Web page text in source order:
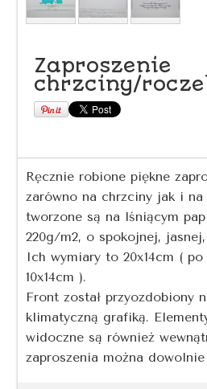
Zaproszenie
chrzciny/
Ręcznie robione piękne
zarówno na chrzciny jak i na
tworzone są na lśniącym
220g/m2, o spokojnej,
Ich wymiary to 20x14cm (
10x14cm ).
Front został przyozdobiony
klimatyczną grafiką.
widoczne są również
zaproszenia można